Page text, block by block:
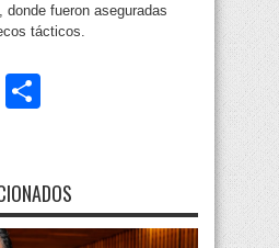
donde fueron aseguradas
tácticos.
WhatsApp